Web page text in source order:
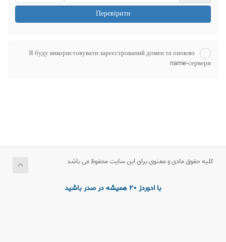
Перевірити
Я буду використовувати зареєстрований домен та оновлю
name-сервери
کلیه حقوق مادی و معنوی برای این سایت محفوظ می باشد
با ادوردز 20 همیشه در صدر باشید